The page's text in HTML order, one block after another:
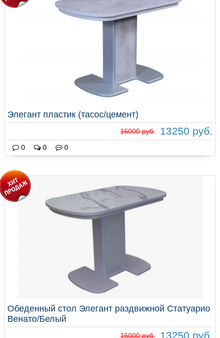
Элегант пластик (тасос/цемент)
16000 руб. 13250 руб.
0 0 0
Обеденный стол Элегант раздвижной Статуарио
Венато/Белый
16000 руб. 13250 руб.